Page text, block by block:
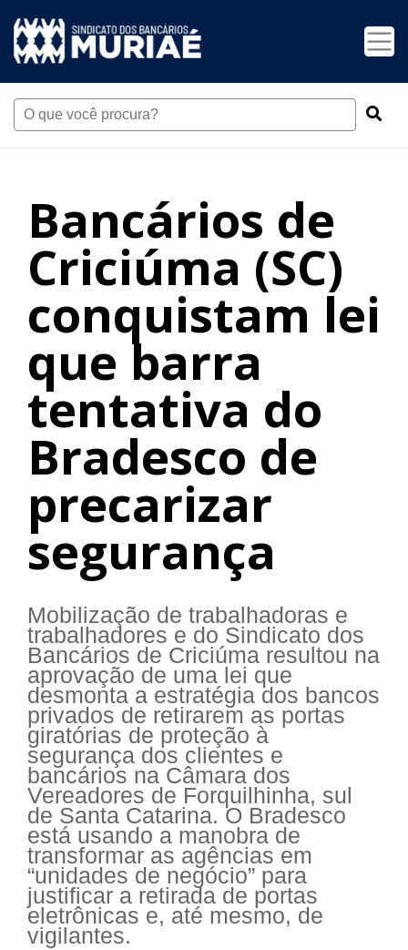
Bancários de
Criciúma (SC)
conquistam lei
que barra
tentativa do
Bradesco de
precarizar
segurança
Mobilização de trabalhadoras e
trabalhadores e do Sindicato dos
Bancários de Criciúma resultou na
aprovação de uma lei que
desmonta a estratégia dos bancos
privados de retirarem as portas
giratórias de proteção à
segurança dos clientes e
bancários na Câmara dos
Vereadores de Forquilhinha, sul
de Santa Catarina. O Bradesco
está usando a manobra de
transformar as agências em
“unidades de negócio” para
justificar a retirada de portas
eletrônicas e, até mesmo, de
vigilantes.